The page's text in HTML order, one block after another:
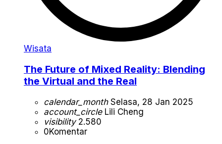
Wisata
The Future of Mixed Reality: Blending
the Virtual and the Real
calendar_monthSelasa, 28 Jan 2025
account_circleLili Cheng
visibility2.580
0Komentar